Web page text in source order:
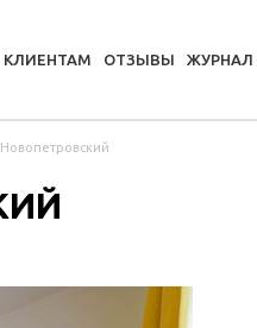
КЛИЕНТАМ ОТЗЫВЫ ЖУРНАЛ